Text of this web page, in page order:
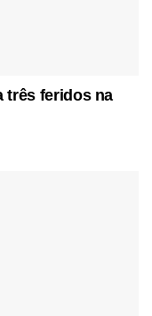
três feridos na